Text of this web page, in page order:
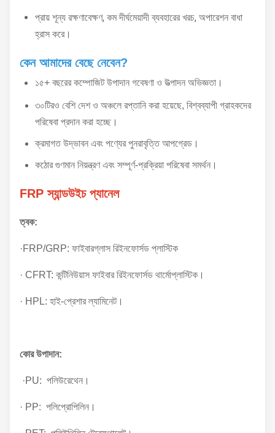
প্রায় শূন্য রক্ষণাবেক্ষণ, কম দীর্ঘমেয়াদী ব্যবহারের খরচ, অপারেশন বাধা
হ্রাস করে।
কেন আমাদের বেছে নেবেন?
১৫+ বছরের কম্পোজিট উপাদান গবেষণা ও উত্পাদন অভিজ্ঞতা।
৩০টিরও বেশি দেশ ও অঞ্চলে রপ্তানি করা হয়েছে, বিশ্বব্যাপী গ্রাহকদের
পরিষেবা প্রদান করা হচ্ছে।
ক্রমাগত উদ্ভাবন এবং পণ্যের পুনরাবৃত্তি আপগ্রেড।
কঠোর গুণমান নিয়ন্ত্রণ এবং সম্পূর্ণ-প্রক্রিয়া পরিষেবা সমর্থন।
FRP স্যান্ডউইচ প্যানেল
ত্বক:
·FRP/GRP: ফাইবারগ্লাস রিইনফোর্সড প্লাস্টিক
· CFRT: কন্টিনিউয়াস ফাইবার রিইনফোর্সড থার্মোপ্লাস্টিক।
· HPL: হাই-প্রেশার ল্যামিনেট।
কোর উপাদান:
·PU: পলিউরেথেন।
· PP: পলিপ্রোপিলিন।